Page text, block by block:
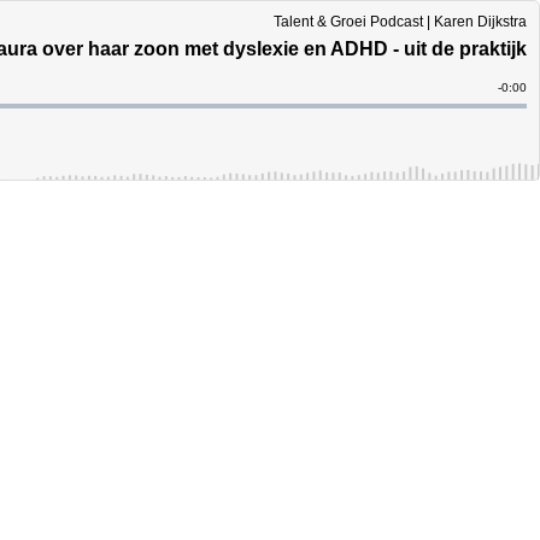
Talent & Groei Podcast | Karen Dijkstra
over haar zoon met dyslexie en ADHD - uit de praktijk
Time
-0:00